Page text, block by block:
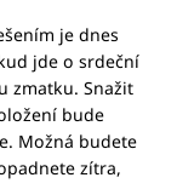
je dnes
jde o srdeční
zmatku. Snažit
bude
Možná budete
zítra,